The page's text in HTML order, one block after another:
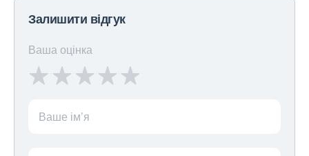
Залишити відгук
Ваша оцінка
Ваше ім’я